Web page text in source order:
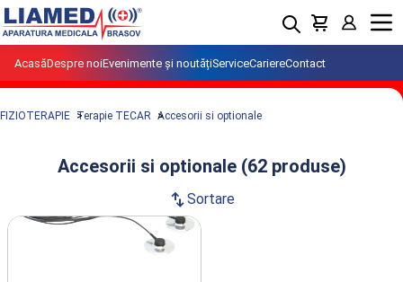
AcasăDespre noiEvenimente și noutățiServiceCariereContact
Menu
FIZIOTERAPIE Terapie TECAR Accesorii si optionale
Accesorii si optionale (62 produse)
swap_vertSortare
Produse din clasa Accesorii si optionale